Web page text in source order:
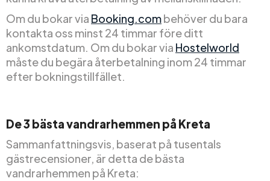
Om du bokar via Booking.combehöver du bara
kontakta oss minst 24 timmar före ditt
ankomstdatum. Om du bokar via Hostelworld
måste du begära återbetalning inom 24 timmar
efter bokningstillfället.
De 3 bästa vandrarhemmen på Kreta
Sammanfattningsvis, baserat på tusentals
gästrecensioner, är detta de bästa
vandrarhemmen på Kreta: